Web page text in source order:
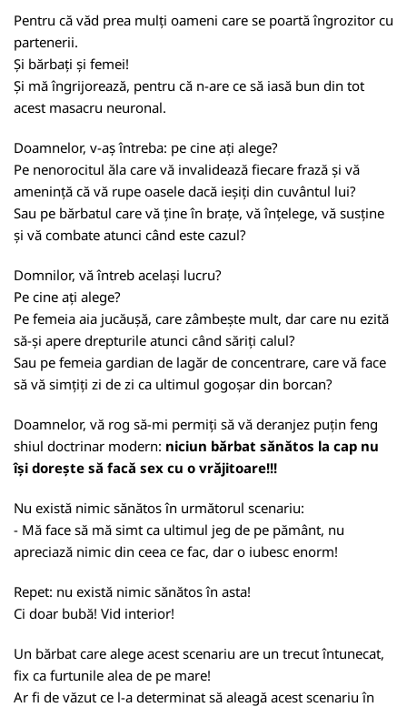
Pentru că văd prea mulți oameni care se poartă îngrozitor cu
partenerii.
Și bărbați și femei!
Și mă îngrijorează, pentru că n-are ce să iasă bun din tot
acest masacru neuronal.
Doamnelor, v-aș întreba: pe cine ați alege?
Pe nenorocitul ăla care vă invalidează fiecare frază și vă
amenință că vă rupe oasele dacă ieșiți din cuvântul lui?
Sau pe bărbatul care vă ține în brațe, vă înțelege, vă susține
și vă combate atunci când este cazul?
Domnilor, vă întreb același lucru?
Pe cine ați alege?
Pe femeia aia jucăușă, care zâmbește mult, dar care nu ezită
să-și apere drepturile atunci când săriți calul?
Sau pe femeia gardian de lagăr de concentrare, care vă face
să vă simțiți zi de zi ca ultimul gogoșar din borcan?
Doamnelor, vă rog să-mi permiți să vă deranjez puțin feng
shiul doctrinar modern: niciun bărbat sănătos la cap nu
își dorește să facă sex cu o vrăjitoare!!!
Nu există nimic sănătos în următorul scenariu:
- Mă face să mă simt ca ultimul jeg de pe pământ, nu
apreciază nimic din ceea ce fac, dar o iubesc enorm!
Repet: nu există nimic sănătos în asta!
Ci doar bubă! Vid interior!
Un bărbat care alege acest scenariu are un trecut întunecat,
fix ca furtunile alea de pe mare!
Ar fi de văzut ce l-a determinat să aleagă acest scenariu în